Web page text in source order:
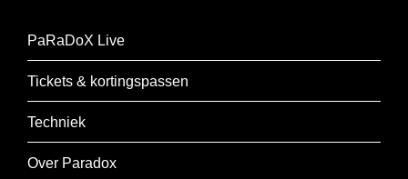
PaRaDoX Live
Tickets & kortingspassen
Techniek
Over Paradox